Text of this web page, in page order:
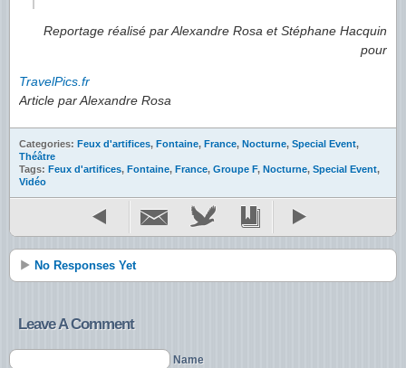
Reportage réalisé par Alexandre Rosa et Stéphane Hacquin
pour
TravelPics.fr
Article par Alexandre Rosa
Categories: Feux d'artifices, Fontaine, France, Nocturne, Special Event,
Théâtre
Tags: Feux d'artifices, Fontaine, France, Groupe F, Nocturne, Special Event,
Vidéo
No Responses Yet
Leave A Comment
Name